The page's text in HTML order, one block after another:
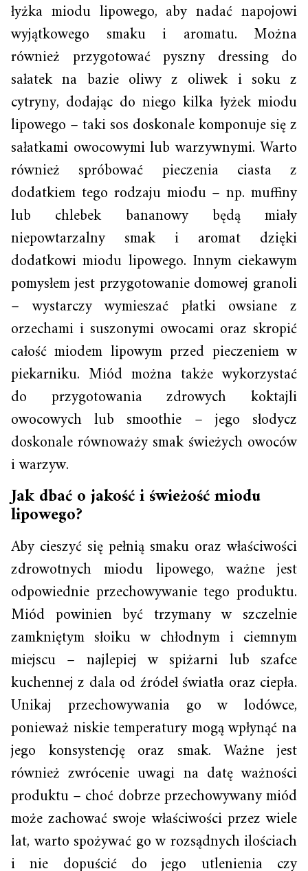
łyżka miodu lipowego, aby nadać napojowi
wyjątkowego smaku i aromatu. Można
również przygotować pyszny dressing do
sałatek na bazie oliwy z oliwek i soku z
cytryny, dodając do niego kilka łyżek miodu
lipowego – taki sos doskonale komponuje się z
sałatkami owocowymi lub warzywnymi. Warto
również spróbować pieczenia ciasta z
dodatkiem tego rodzaju miodu – np. muffiny
lub chlebek bananowy będą miały
niepowtarzalny smak i aromat dzięki
dodatkowi miodu lipowego. Innym ciekawym
pomysłem jest przygotowanie domowej granoli
– wystarczy wymieszać płatki owsiane z
orzechami i suszonymi owocami oraz skropić
całość miodem lipowym przed pieczeniem w
piekarniku. Miód można także wykorzystać
do przygotowania zdrowych koktajli
owocowych lub smoothie – jego słodycz
doskonale równoważy smak świeżych owoców
i warzyw.
Jak dbać o jakość i świeżość miodu
lipowego?
Aby cieszyć się pełnią smaku oraz właściwości
zdrowotnych miodu lipowego, ważne jest
odpowiednie przechowywanie tego produktu.
Miód powinien być trzymany w szczelnie
zamkniętym słoiku w chłodnym i ciemnym
miejscu – najlepiej w spiżarni lub szafce
kuchennej z dala od źródeł światła oraz ciepła.
Unikaj przechowywania go w lodówce,
ponieważ niskie temperatury mogą wpłynąć na
jego konsystencję oraz smak. Ważne jest
również zwrócenie uwagi na datę ważności
produktu – choć dobrze przechowywany miód
może zachować swoje właściwości przez wiele
lat, warto spożywać go w rozsądnych ilościach
i nie dopuścić do jego utlenienia czy